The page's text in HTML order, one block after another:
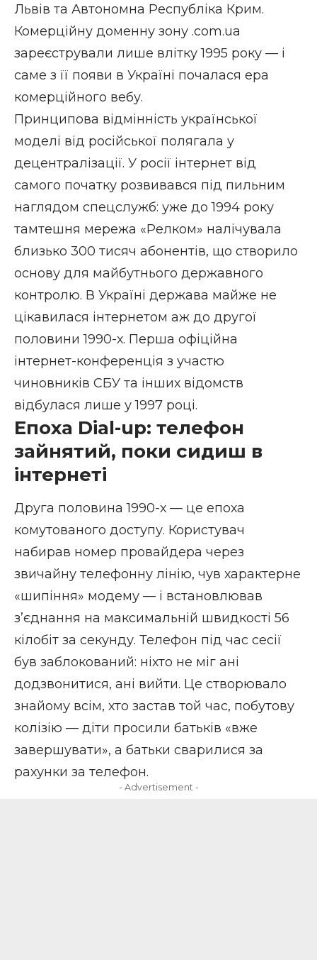
Львів та Автономна Республіка Крим.
Комерційну доменну зону .com.ua
зареєстрували лише влітку 1995 року — і
саме з її появи в Україні почалася ера
комерційного вебу.
Принципова відмінність української
моделі від російської полягала у
децентралізації. У росії інтернет від
самого початку розвивався під пильним
наглядом спецслужб: уже до 1994 року
тамтешня мережа «Релком» налічувала
близько 300 тисяч абонентів, що створило
основу для майбутнього державного
контролю. В Україні держава майже не
цікавилася інтернетом аж до другої
половини 1990-х. Перша офіційна
інтернет-конференція з участю
чиновників СБУ та інших відомств
відбулася лише у 1997 році.
Епоха Dial-up: телефон
зайнятий, поки сидиш в
інтернеті
Друга половина 1990-х — це епоха
комутованого доступу. Користувач
набирав номер провайдера через
звичайну телефонну лінію, чув характерне
«шипіння» модему — і встановлював
з’єднання на максимальній швидкості 56
кілобіт за секунду. Телефон під час сесії
був заблокований: ніхто не міг ані
додзвонитися, ані вийти. Це створювало
знайому всім, хто застав той час, побутову
колізію — діти просили батьків «вже
завершувати», а батьки сварилися за
рахунки за телефон.
- Advertisement -